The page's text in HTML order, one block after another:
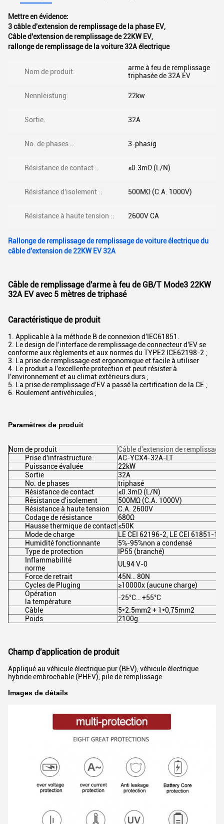
Mettre en évidence:
3 câble d'extension de remplissage de la phase EV,
Câble d'extension de remplissage de 22KW EV,
rallonge de remplissage de la voiture 32A électrique
Nom de produit:
arme à feu de remplissage
triphasée de 32A EV
Nennleistung: 22kw
Sortie: 32A
No. de phases :: 3-phasig
Résistance de contact :: ≤0.3mΩ (L/N)
Résistance d'isolement :: 500MΩ (C.A. 1000V)
Résistance à haute tension :: 2600V CA
Rallonge de remplissage de remplissage de voiture électrique du
câble d'extension de 22KW EV 32A
Câble de remplissage d'arme à feu de GB/T Mode3 22KW
32A EV avec 5 mètres de triphasé
Caractéristique de produit
1. Applicable à la méthode B de connexion d'IEC61851.
2. Le design de l'interface de remplissage de connecteur d'EV se
conforme aux règlements et aux normes du TYPE2 ICE62198-2 ;
3. La prise de remplissage est ergonomique et facile à utiliser
4. Le produit a l'excellente protection et peut résister à
l'environnement et au climat extérieurs durs ;
5. La prise de remplissage d'EV a passé la certification de la CE ;
6. Roulement antivéhicules ;
Paramètres de produit
Nom de produit Câbled'extension de remplissage
Prise d'infrastructure :
AC-YCX4-32A-LT
Puissance évaluée
22kW
Sortie
32A
No. de phases
triphasé
Résistance de contact
≤0.3mΩ (L/N)
Résistance d'isolement
500MΩ (C.A. 1000V)
Résistance à haute tension
C.A. 2600V
Codage de résistance
680Ω
Hausse thermique de contact ≤50K
Mode de charge
LE CEI 62196-2, LE CEI 61851-1
Humidité fonctionnante
5%-95%non a condensé
Type de protection
IP55 (branché)
Inflammabilité
norme
UL94 V-0
Force de retrait
45N… 80N
Cycles de Pluging
≥10000x (aucune charge)
Opération
la température
-25°C… +55°C
Câble
5*2.5mm2 + 1*0,75mm2
Poids
2100g
Champ d'application de produit
Appliqué au véhicule électrique pur (BEV), véhicule électrique
hybride embrochable (PHEV), pile de remplissage
Images de détails